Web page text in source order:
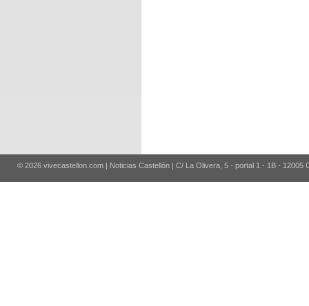
© 2026 vivecastellon.com | Noticias Castellón | C/ La Olivera, 5 - portal 1 - 1B - 12005